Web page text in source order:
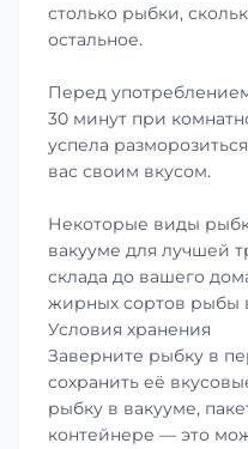
столько рыбки,
остальное.
Перед
30 минут при
успела
вас своим вкусом.
Некоторые виды
вакууме для лучшей
склада до вашего
жирных сортов рыбы
Условия хранения
Заверните рыбку в
сохранить её
рыбку в вакууме,
контейнере — это